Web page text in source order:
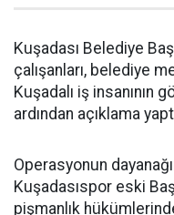
Kuşadası Belediye
çalışanları, belediye
Kuşadalı iş insanının
ardından açıklama
Operasyonun
Kuşadasıspor eski
pişmanlık